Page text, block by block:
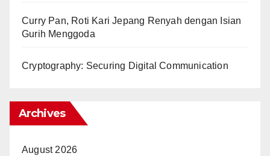
Curry Pan, Roti Kari Jepang Renyah dengan Isian
Gurih Menggoda
Cryptography: Securing Digital Communication
Archives
August 2026